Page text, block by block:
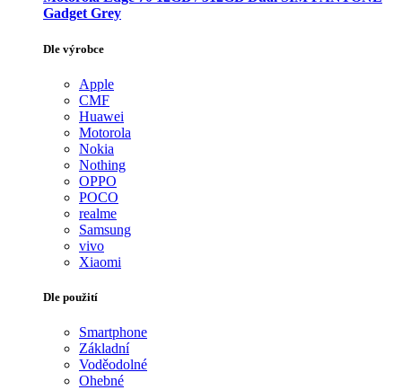
Gadget Grey
Dle výrobce
Apple
CMF
Huawei
Motorola
Nokia
Nothing
OPPO
POCO
realme
Samsung
vivo
Xiaomi
Dle použití
Smartphone
Základní
Voděodolné
Ohebné